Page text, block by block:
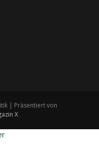
| Präsentiert von
X